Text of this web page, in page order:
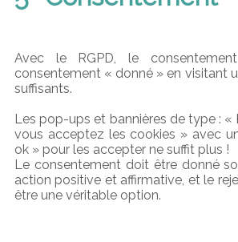
Avec le RGPD, le
consentement « donné » en visitant
suffisants.
Les pop-ups et bannières de type : «
vous acceptez les cookies » avec
ok » pour les accepter ne suffit plus !
Le consentement doit être donné
action positive et affirmative, et le
être une véritable option.